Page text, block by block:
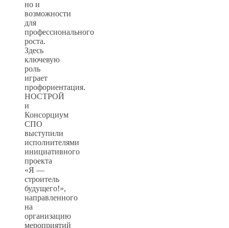
но и
возможности
для
профессионального
роста.
Здесь
ключевую
роль
играет
профориентация.
НОСТРОЙ
и
Консорциум
СПО
выступили
исполнителями
инициативного
проекта
«Я —
строитель
будущего!»,
направленного
на
организацию
мероприятий